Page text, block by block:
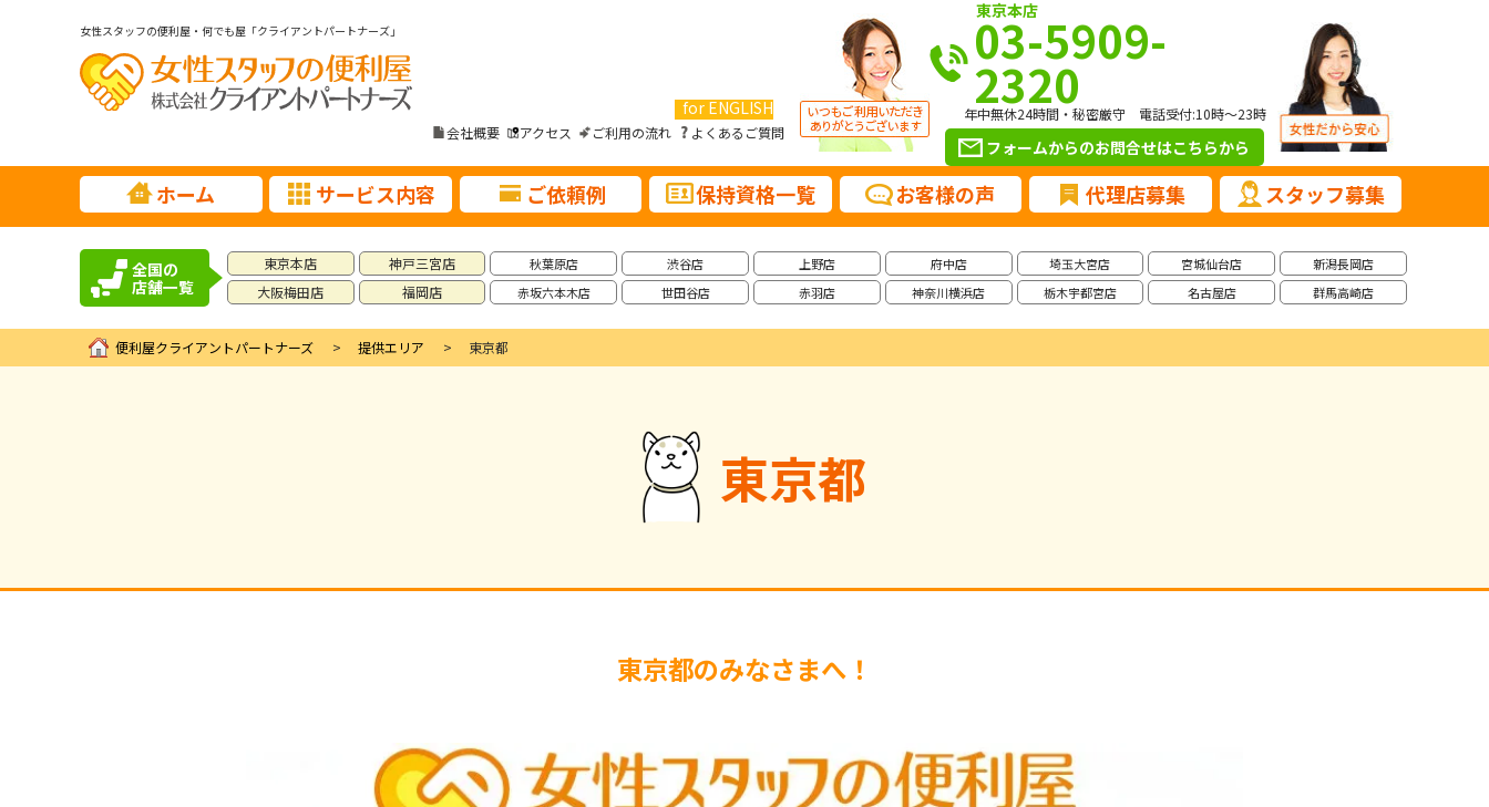
女性スタッフの便利屋・何でも屋「クライアントパートナーズ」
for ENGLISH
会社概要 アクセス ご利用の流れ よくあるご質問
東京本店
03-5909-
2320
年中無休24時間・秘密厳守 電話受付:10時～23時
フォームからのお問合せはこちらから
ホーム サービス内容 ご依頼例 保持資格一覧 お客様の声 代理店募集 スタッフ募集
全国の
店舗一覧
東京本店
大阪梅田店
神戸三宮店
福岡店
秋葉原店
赤坂六本木店
渋谷店
世田谷店
上野店
赤羽店
府中店
神奈川横浜店
埼玉大宮店
栃木宇都宮店
宮城仙台店
名古屋店
新潟長岡店
群馬高崎店
便利屋クライアントパートナーズ 提供エリア 東京都
東京都
東京都のみなさまへ！